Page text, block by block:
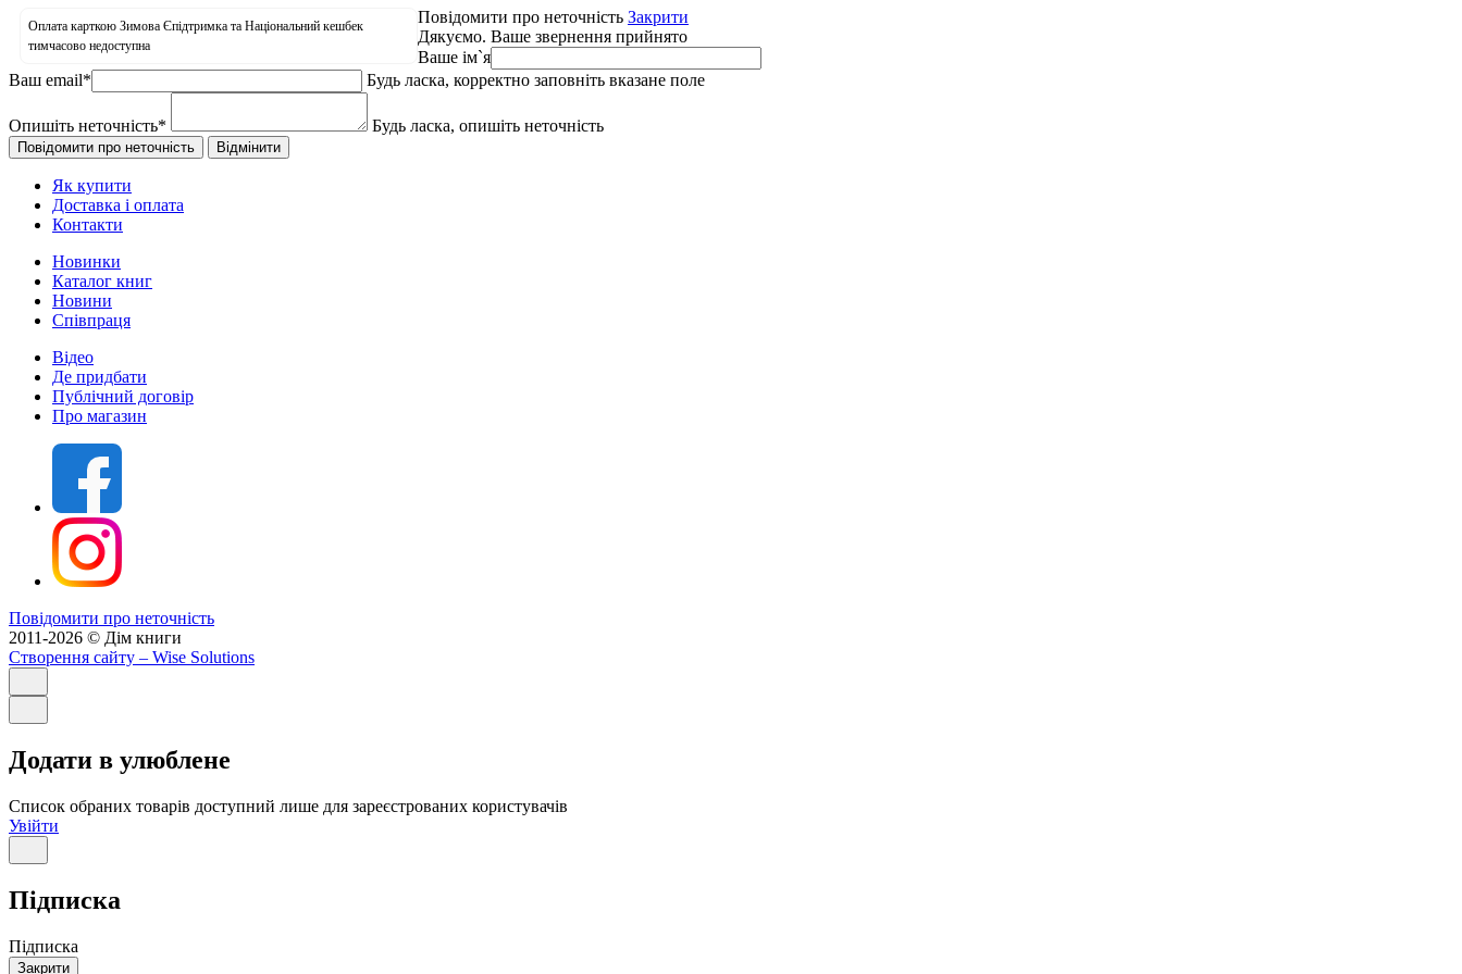
Оплата карткою Зимова Єпідтримка та Національний кешбек
тимчасово недоступна
Повідомити про неточність Закрити
Дякуємо. Ваше звернення прийнято
Ваше ім`я
Ваш email* Будь ласка, корректно заповніть вказане поле
Опишіть неточність* Будь ласка, опишіть неточність
Як купити
Доставка і оплата
Контакти
Новинки
Каталог книг
Новини
Співпраця
Відео
Де придбати
Публічний договір
Про магазин
Повідомити про неточність
2011-2026 © Дім книги
Створення сайту – Wise Solutions
Додати в улюблене
Список обраних товарів доступний лише для зареєстрованих користувачів
Увійти
Підписка
Підписка
Закрити